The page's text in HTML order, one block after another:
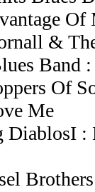
Of
&
Band
Of
Me
DiablosI :